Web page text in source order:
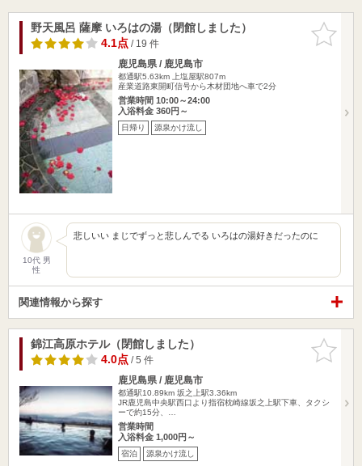
お気に入
りに追加
野天風呂 薩摩 いろはの湯（閉館しました）
4.1点/ 19 件
鹿児島県 / 鹿児島市
都通駅5.63km
上塩屋駅807m
産業道路東開町信号から木材団地へ車で2分
営業時間 10:00～24:00
入浴料金 360円～
日帰り 源泉かけ流し
10代 男
性
悲しいい まじでずっと悲しんでる いろはの湯好きだったのに
関連情報から探す
お気に入
りに追加
錦江高原ホテル（閉館しました）
4.0点/ 5 件
鹿児島県 / 鹿児島市
都通駅10.89km 坂之上駅3.36km
JR鹿児島中央駅西口より指宿枕崎線坂之上駅下車、タクシ
ーで約15分、…
営業時間
入浴料金 1,000円～
宿泊 源泉かけ流し